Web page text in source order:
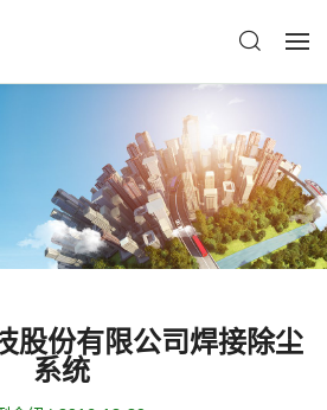
股份有限公司焊接除尘
系统